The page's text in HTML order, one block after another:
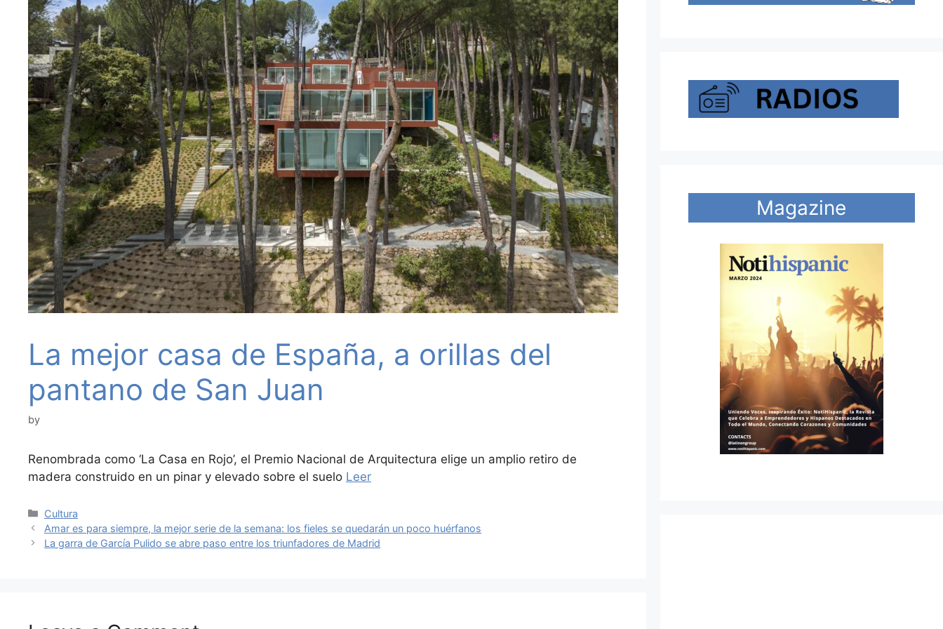
La mejor casa de España, a orillas del
pantano de San Juan
by
Renombrada como ‘La Casa en Rojo’, el Premio Nacional de Arquitectura elige un amplio retiro de
madera construido en un pinar y elevado sobre el suelo Leer
Categories
Cultura
Amar es para siempre, la mejor serie de la semana: los fieles se quedarán un poco huérfanos
La garra de García Pulido se abre paso entre los triunfadores de Madrid
Magazine